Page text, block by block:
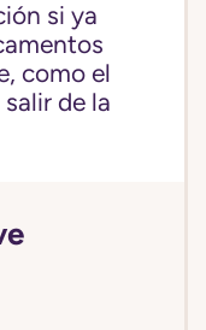
si ya
como el
de la